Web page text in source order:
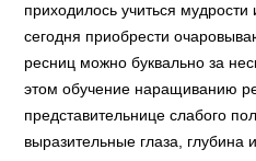
приходилось учиться мудрости
сегодня приобрести
ресниц можно буквально за
этом обучение наращиванию
представительнице слабого
выразительные глаза, глубина